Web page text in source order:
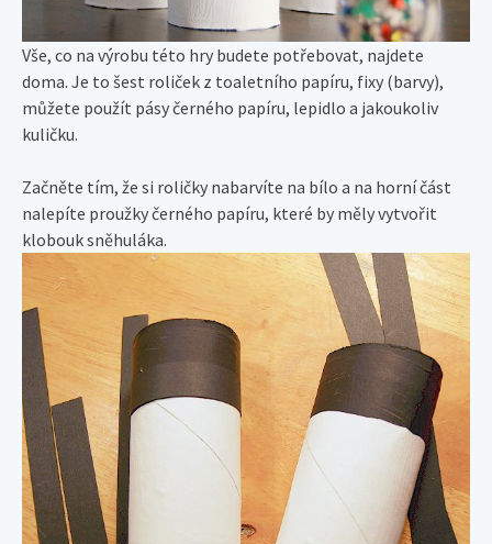
Vše, co na výrobu této hry budete potřebovat, najdete
doma. Je to šest roliček z toaletního papíru, fixy (barvy),
můžete použít pásy černého papíru, lepidlo a jakoukoliv
kuličku.
Začněte tím, že si roličky nabarvíte na bílo a na horní část
nalepíte proužky černého papíru, které by měly vytvořit
klobouk sněhuláka.